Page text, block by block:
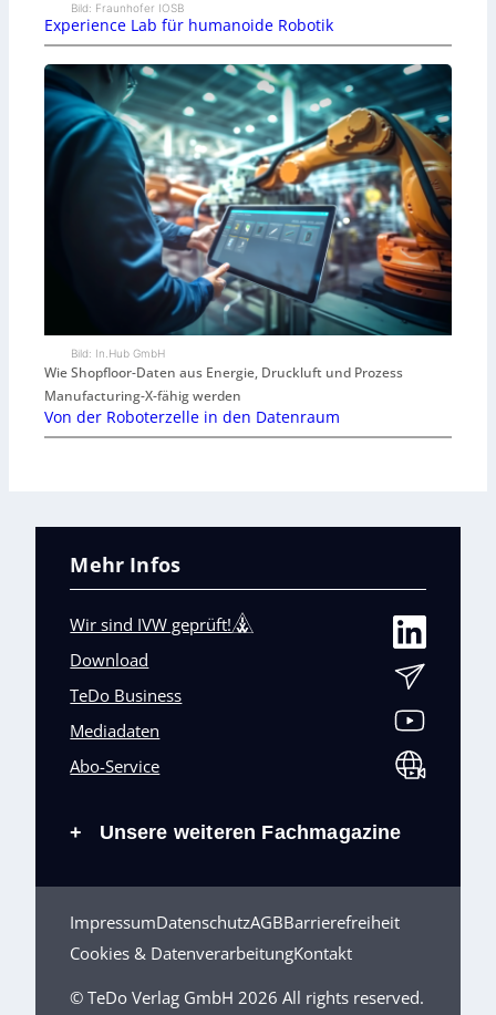
Bild: Fraunhofer IOSB
Experience Lab für humanoide Robotik
Bild: In.Hub GmbH
Wie Shopfloor-Daten aus Energie, Druckluft und Prozess
Manufacturing-X-fähig werden
Von der Roboterzelle in den Datenraum
Mehr Infos
Wir sind IVW geprüft!
Download
TeDo Business
Mediadaten
Abo-Service
+ Unsere weiteren Fachmagazine
ImpressumDatenschutzAGBBarrierefreiheit
Cookies & DatenverarbeitungKontakt
© TeDo Verlag GmbH 2026 All rights reserved.